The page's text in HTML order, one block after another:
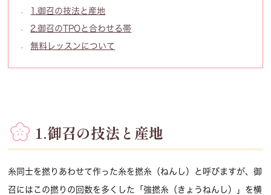
1.御召の技法と産地
2.御召のTPOと合わせる帯
無料レッスンについて
1.御召の技法と産地
糸同士を撚りあわせて作った糸を撚糸（ねんし）と呼びますが、御
召にはこの撚りの回数を多くした「強撚糸（きょうねんし）」を横